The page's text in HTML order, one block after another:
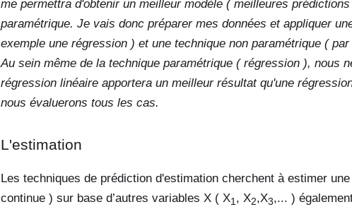
me permettra d'obtenir un meilleur modèle ( meilleures
paramétrique. Je vais donc préparer mes données et appliquer
exemple une régression ) et une technique non paramétrique (
Au sein même de la technique paramétrique ( régression ), nous
régression linéaire apportera un meilleur résultat qu'une
nous évaluerons tous les cas.
L'estimation
Les techniques de prédiction d'estimation cherchent à estimer
continue ) sur base d’autres variables X ( X1 , X2,X3,... )